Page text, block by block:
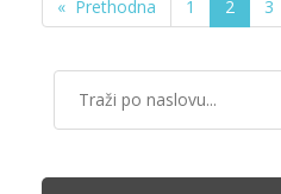
« Prethodna 1 2 3